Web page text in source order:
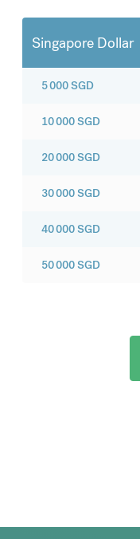
Singapore Dollar
5 000SGD
10 000SGD
20 000SGD
30 000SGD
40 000SGD
50 000SGD